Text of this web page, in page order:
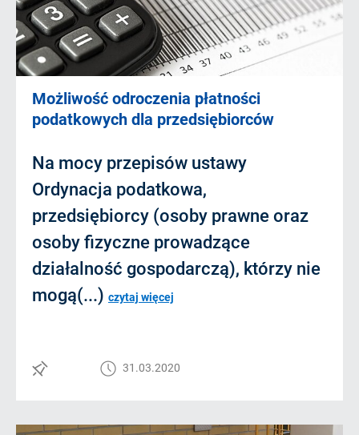
Możliwość odroczenia płatności
podatkowych dla przedsiębiorców
Na mocy przepisów ustawy
Ordynacja podatkowa,
przedsiębiorcy (osoby prawne oraz
osoby fizyczne prowadzące
działalność gospodarczą), którzy nie
mogą(...) czytaj więcej
31.03.2020